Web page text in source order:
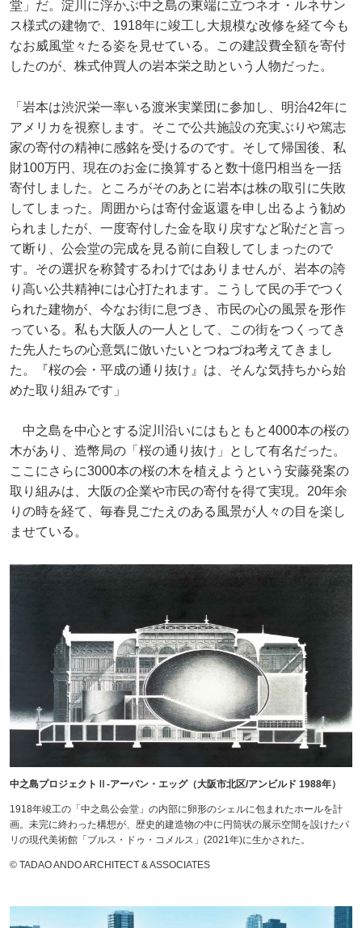
堂」だ。淀川に浮かぶ中之島の東端に立つネオ・ルネサン
ス様式の建物で、1918年に竣工し大規模な改修を経て今も
なお威風堂々たる姿を見せている。この建設費全額を寄付
したのが、株式仲買人の岩本栄之助という人物だった。
「岩本は渋沢栄一率いる渡米実業団に参加し、明治42年に
アメリカを視察します。そこで公共施設の充実ぶりや篤志
家の寄付の精神に感銘を受けるのです。そして帰国後、私
財100万円、現在のお金に換算すると数十億円相当を一括
寄付しました。ところがそのあとに岩本は株の取引に失敗
してしまった。周囲からは寄付金返還を申し出るよう勧め
られましたが、一度寄付した金を取り戻すなど恥だと言っ
て断り、公会堂の完成を見る前に自殺してしまったので
す。その選択を称賛するわけではありませんが、岩本の誇
り高い公共精神には心打たれます。こうして民の手でつく
られた建物が、今なお街に息づき、市民の心の風景を形作
っている。私も大阪人の一人として、この街をつくってき
た先人たちの心意気に倣いたいとつねづね考えてきまし
た。『桜の会・平成の通り抜け』は、そんな気持ちから始
めた取り組みです」
中之島を中心とする淀川沿いにはもともと4000本の桜の
木があり、造幣局の「桜の通り抜け」として有名だった。
ここにさらに3000本の桜の木を植えようという安藤発案の
取り組みは、大阪の企業や市民の寄付を得て実現。20年余
りの時を経て、毎春見ごたえのある風景が人々の目を楽し
ませている。
中之島プロジェクトⅡ-アーバン・エッグ（大阪市北区/アンビルド 1988年）
1918年竣工の「中之島公会堂」の内部に卵形のシェルに包まれたホールを計
画。未完に終わった構想が、歴史的建造物の中に円筒状の展示空間を設けたパ
リの現代美術館「ブルス・ドゥ・コメルス」(2021年)に生かされた。
© TADAO ANDO ARCHITECT & ASSOCIATES